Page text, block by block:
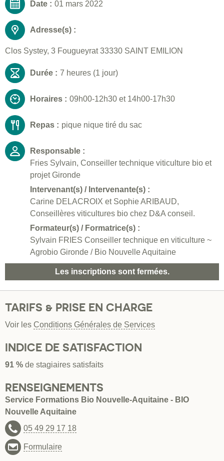
Date : 01 mars 2022
Adresse(s) :
Clos Systey, 3 Fougueyrat 33330 SAINT EMILION
Durée : 7 heures (1 jour)
Horaires : 09h00-12h30 et 14h00-17h30
Repas : pique nique tiré du sac
Responsable :
Fries Sylvain, Conseiller technique viticulture bio et
projet Gironde
Intervenant(s) / Intervenante(s) :
Carine DELACROIX et Sophie ARIBAUD,
Conseillères viticultures bio chez D&A conseil.
Formateur(s) / Formatrice(s) :
Sylvain FRIES Conseiller technique en viticulture ~
Agrobio Gironde / Bio Nouvelle Aquitaine
Les inscriptions sont fermées.
TARIFS & PRISE EN CHARGE
Voir les Conditions Générales de Services
INDICE DE SATISFACTION
91 % de stagiaires satisfaits
RENSEIGNEMENTS
Service Formations Bio Nouvelle-Aquitaine - BIO
Nouvelle Aquitaine
05 49 29 17 18
Formulaire